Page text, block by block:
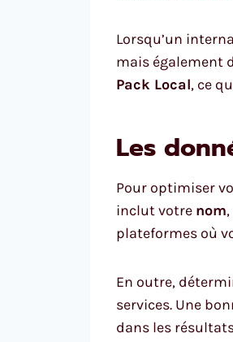
Lorsqu’un
mais également
Pack Local, ce
Les
Pour optimiser
inclut votre nom,
plateformes où
En outre,
services. Une
dans les